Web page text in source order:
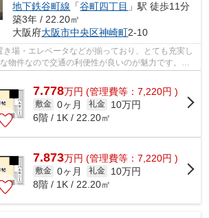
地下鉄谷町線 「谷町四丁目 」駅 徒歩11分
築3年 / 22.20㎡
大阪府大阪市中央区神崎町2-10
場・エレベータなどが揃っており、とても充実し
物件なので交通の利便性が良いのが魅力です。こ
7.778万円 (管理費等：7,220円 )
敷金 0ヶ月 礼金
10万円
6階 / 1K / 22.20㎡
7.873万円 (管理費等：7,220円 )
敷金 0ヶ月 礼金
10万円
8階 / 1K / 22.20㎡